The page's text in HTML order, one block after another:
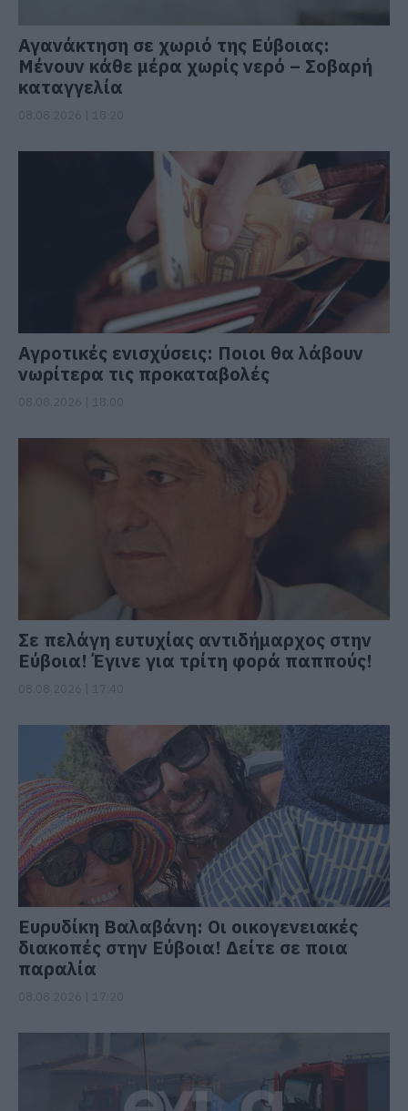
Αγανάκτηση σε χωριό της Εύβοιας:
Μένουν κάθε μέρα χωρίς νερό – Σοβαρή
καταγγελία
Αγροτικές ενισχύσεις: Ποιοι θα λάβουν
νωρίτερα τις προκαταβολές
Σε πελάγη ευτυχίας αντιδήμαρχος στην
Εύβοια! Έγινε για τρίτη φορά παππούς!
Ευρυδίκη Βαλαβάνη: Οι οικογενειακές
διακοπές στην Εύβοια! Δείτε σε ποια
παραλία